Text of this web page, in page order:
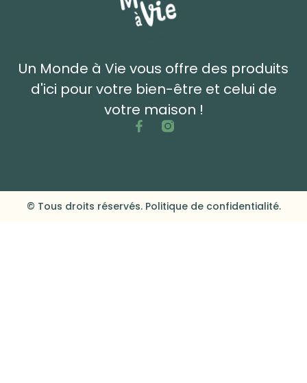
Un Monde à Vie vous offre des produits
d'ici pour votre bien-être et celui de
votre maison !
© Tous droits réservés. Politique de confidentialité.